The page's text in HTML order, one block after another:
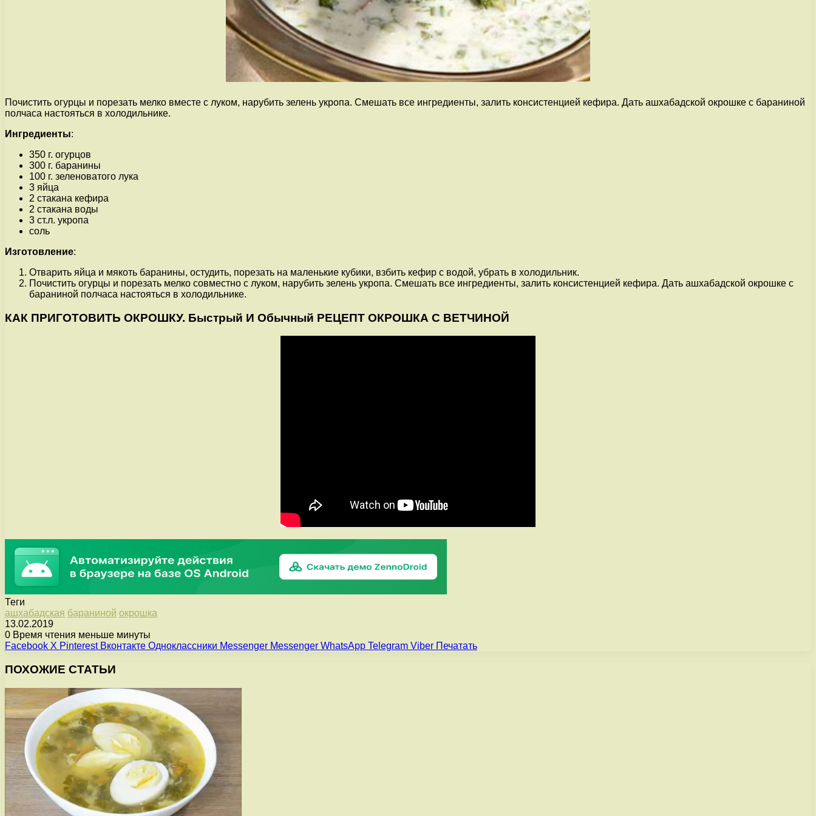
Почистить огурцы и порезать мелко вместе с луком, нарубить зелень укропа. Смешать все ингредиенты, залить консистенцией кефира. Дать ашхабадской окрошке с бараниной
полчаса настояться в холодильнике.
Ингредиенты:
350 г. огурцов
300 г. баранины
100 г. зеленоватого лука
3 яйца
2 стакана кефира
2 стакана воды
3 ст.л. укропа
соль
Изготовление:
Отварить яйца и мякоть баранины, остудить, порезать на маленькие кубики, взбить кефир с водой, убрать в холодильник.
Почистить огурцы и порезать мелко совместно с луком, нарубить зелень укропа. Смешать все ингредиенты, залить консистенцией кефира. Дать ашхабадской окрошке с
бараниной полчаса настояться в холодильнике.
КАК ПРИГОТОВИТЬ ОКРОШКУ. Быстрый И Обычный РЕЦЕПТ ОКРОШКА С ВЕТЧИНОЙ
Теги
ашхабадская бараниной окрошка
13.02.2019
0 Время чтения меньше минуты
Facebook X Pinterest Вконтакте Одноклассники Messenger Messenger WhatsApp Telegram Viber Печатать
ПОХОЖИЕ СТАТЬИ